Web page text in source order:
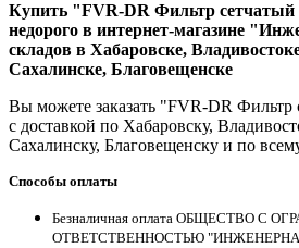
Купить "FVR-DR Фильтр сетчатый
недорого в интернет-магазине
складов в Хабаровске,
Сахалинске, Благовещенске
Вы можете заказать "FVR-DR Фильтр
с доставкой по Хабаровску,
Сахалинску, Благовещенску и по
Способы оплаты
Безналичная оплата ОБЩЕСТВО С
ОТВЕТСТВЕННОСТЬЮ